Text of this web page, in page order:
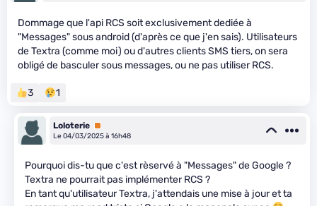
Dommage que l'api RCS soit exclusivement dediée à
"Messages" sous android (d'après ce que j'en sais). Utilisateurs
de Textra (comme moi) ou d'autres clients SMS tiers, on sera
obligé de basculer sous messages, ou ne pas utiliser RCS.
3 1
Loloterie Premium
Le 04/03/2025 à 16h48
Pourquoi dis-tu que c'est rèservé à "Messages" de Google ?
Textra ne pourrait pas implémenter RCS ?
En tant qu'utilisateur Textra, j'attendais une mise à jour et ta